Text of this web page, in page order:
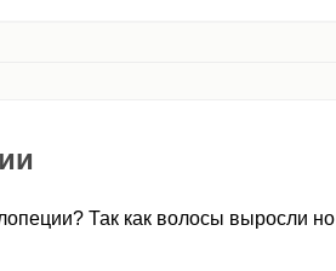
Так как волосы выросли но